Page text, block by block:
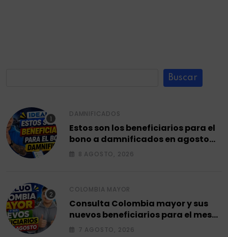
Buscar
DAMNIFICADOS
Estos son los beneficiarios para el
bono a damnificados en agosto
2026.
8 AGOSTO, 2026
COLOMBIA MAYOR
Consulta Colombia mayor y sus
nuevos beneficiarios para el mes
de agosto 2026.
7 AGOSTO, 2026